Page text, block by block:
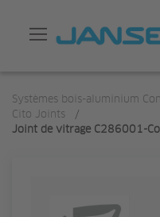
Systèmes bois-aluminium
Cito Joints
/
Joint de vitrage C286001-